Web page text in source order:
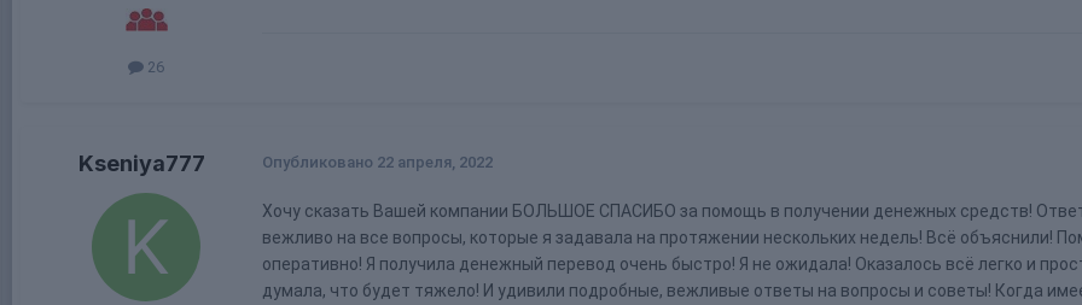
26
Kseniya777 Опубликовано 22 апреля, 2022
Хочу сказать Вашей компании БОЛЬШОЕ СПАСИБО за помощь в получении денежных средств!
вежливо на все вопросы, которые я задавала на протяжении нескольких недель! Всё объяснили!
оперативно! Я получила денежный перевод очень быстро! Я не ожидала! Оказалось всё легко и
думала, что будет тяжело! И удивили подробные, вежливые ответы на вопросы и советы! Когда